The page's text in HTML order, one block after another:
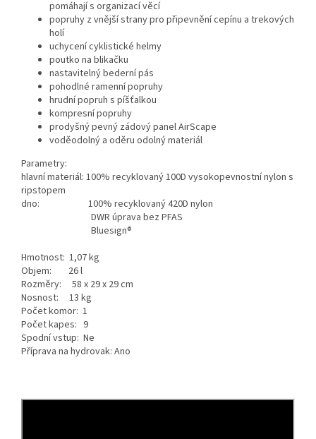
pomáhají s organizací věcí
popruhy z vnější strany pro připevnění cepínu a trekových
holí
uchycení cyklistické helmy
poutko na blikačku
nastavitelný bederní pás
pohodlné ramenní popruhy
hrudní popruh s píšťalkou
kompresní popruhy
prodyšný pevný zádový panel AirScape
voděodolný a oděru odolný materiál
Parametry:
hlavní materiál: 100% recyklovaný 100D vysokopevnostní nylon s
ripstopem
dno: 100% recyklovaný 420D nylon
DWR úprava bez PFAS
Bluesign®
Hmotnost: 1,07 kg
Objem: 26 l
Rozměry: 58 x 29 x 29 cm
Nosnost: 13 kg
Počet komor: 1
Počet kapes: 9
Spodní vstup: Ne
Příprava na hydrovak: Ano